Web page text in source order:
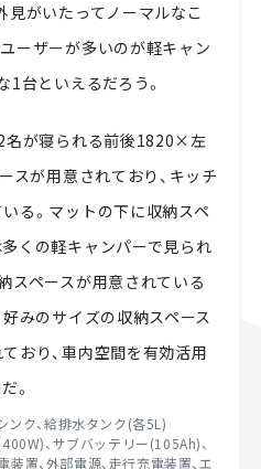
見がいたってノーマルなこ
ーザーが多いのが軽キャン
1台といえるだろう。
名が寝られる前後1820×左
が用意されており、キッチ
る。マットの下に収納スペ
くの軽キャンパーで見られ
スペースが用意されている
みのサイズの収納スペース
おり、車内空間を有効活用
。
ンク、給排水タンク(各5L)
、サブバッテリー(105Ah)、
置、外部電源、走行充電装置、エ